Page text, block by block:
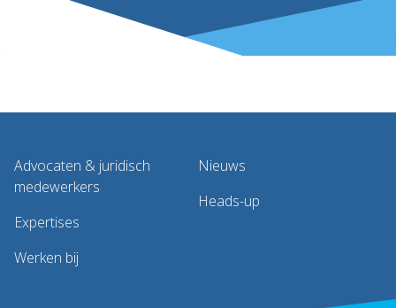
Advocaten & juridisch
medewerkers
Expertises
Werken bij
Nieuws
Heads-up